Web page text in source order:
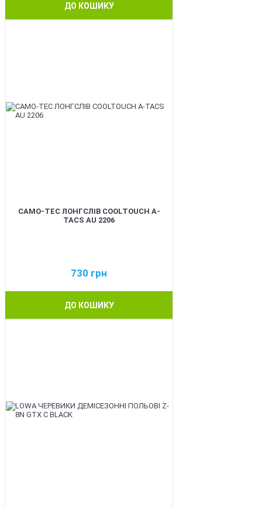
ДО КОШИКУ
CAMO-TEC ЛОНГСЛІВ COOLTOUCH A-
TACS AU 2206
730 грн
ДО КОШИКУ